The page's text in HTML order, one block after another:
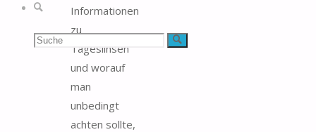
Suche
Suchen Suche
Informationen
zu
Tageslinsen
und worauf
man
unbedingt
achten sollte,